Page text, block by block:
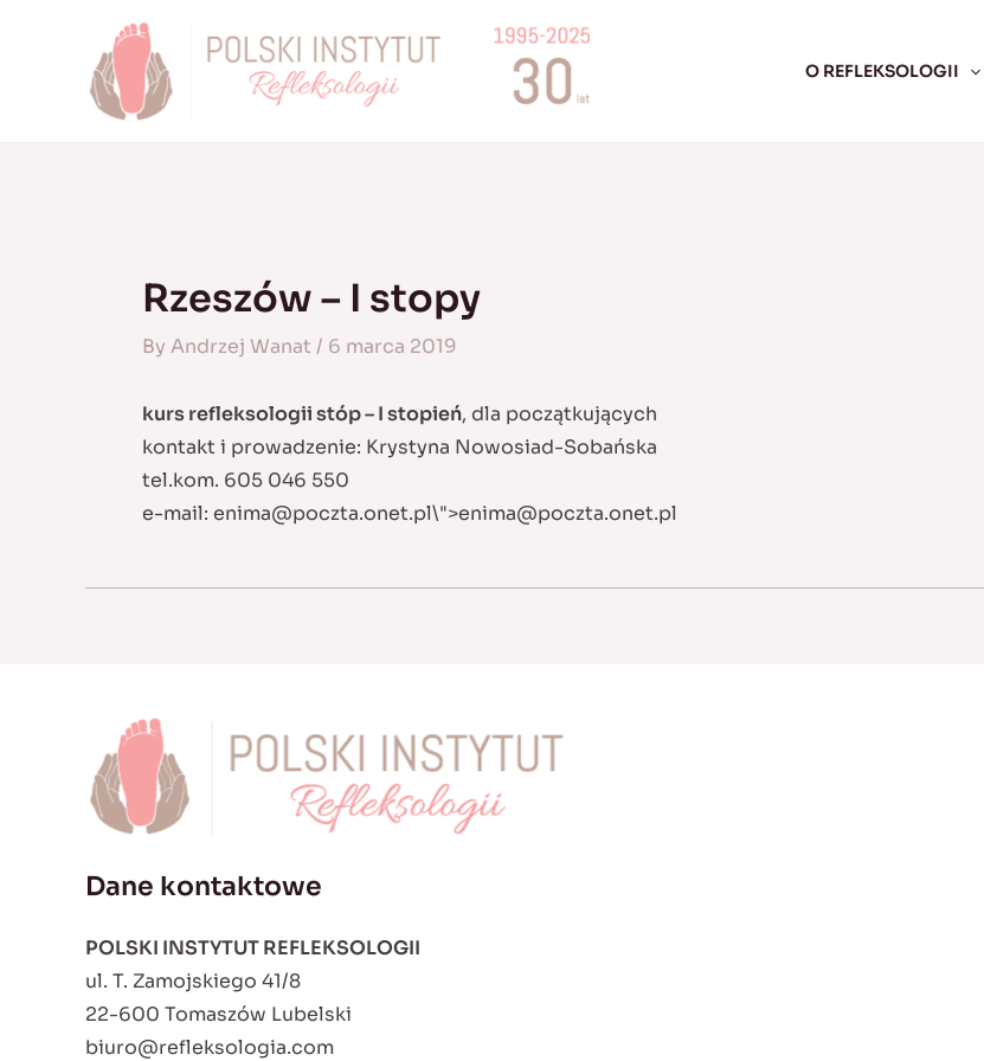
O REFLEKSOLOGII
Rzeszów – I stopy
By Andrzej Wanat / 6 marca 2019
kurs refleksologii stóp – I stopień, dla początkujących
kontakt i prowadzenie: Krystyna Nowosiad-Sobańska
tel.kom. 605 046 550
e-mail: enima@poczta.onet.pl\">enima@poczta.onet.pl
Dane kontaktowe
POLSKI INSTYTUT REFLEKSOLOGII
ul. T. Zamojskiego 41/8
22-600 Tomaszów Lubelski
biuro@refleksologia.com